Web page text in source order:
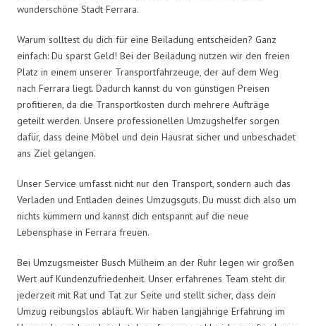
wunderschöne Stadt Ferrara.
Warum solltest du dich für eine Beiladung entscheiden? Ganz
einfach: Du sparst Geld! Bei der Beiladung nutzen wir den freien
Platz in einem unserer Transportfahrzeuge, der auf dem Weg
nach Ferrara liegt. Dadurch kannst du von günstigen Preisen
profitieren, da die Transportkosten durch mehrere Aufträge
geteilt werden. Unsere professionellen Umzugshelfer sorgen
dafür, dass deine Möbel und dein Hausrat sicher und unbeschadet
ans Ziel gelangen.
Unser Service umfasst nicht nur den Transport, sondern auch das
Verladen und Entladen deines Umzugsguts. Du musst dich also um
nichts kümmern und kannst dich entspannt auf die neue
Lebensphase in Ferrara freuen.
Bei Umzugsmeister Busch Mülheim an der Ruhr legen wir großen
Wert auf Kundenzufriedenheit. Unser erfahrenes Team steht dir
jederzeit mit Rat und Tat zur Seite und stellt sicher, dass dein
Umzug reibungslos abläuft. Wir haben langjährige Erfahrung im